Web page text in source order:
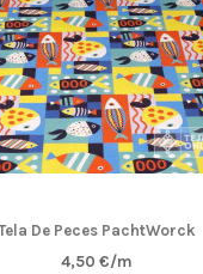
De Peces PachtWorck
4,50 €/m